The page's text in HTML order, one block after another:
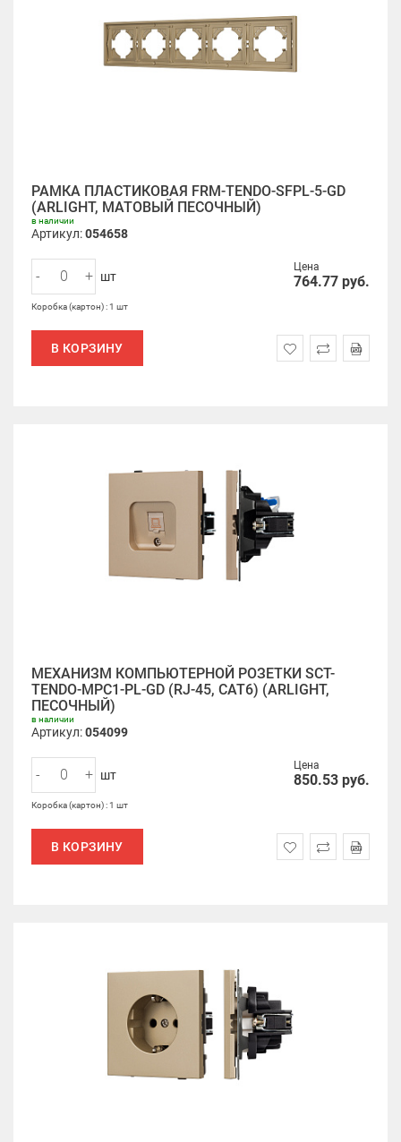
РАМКА ПЛАСТИКОВАЯ FRM-TENDO-SFPL-5-GD
(ARLIGHT, МАТОВЫЙ ПЕСОЧНЫЙ)
в наличии
Артикул:054658
Цена
764.77 руб.
- + шт
Коробка (картон) : 1 шт
В КОРЗИНУ
МЕХАНИЗМ КОМПЬЮТЕРНОЙ РОЗЕТКИ SCT-
TENDO-MPC1-PL-GD (RJ-45, CAT6) (ARLIGHT,
ПЕСОЧНЫЙ)
в наличии
Артикул:054099
Цена
850.53 руб.
- + шт
Коробка (картон) : 1 шт
В КОРЗИНУ